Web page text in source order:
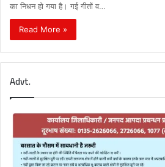
का निधन हो गया है। गई गीतों व…
Read More »
Advt.